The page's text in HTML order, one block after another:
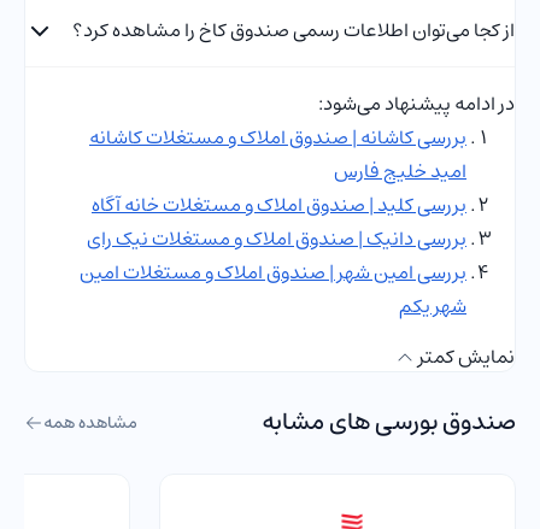
از کجا می‌توان اطلاعات رسمی صندوق کاخ را مشاهده کرد؟
در ادامه پیشنهاد می‌شود:
بررسی کاشانه | صندوق املاک و مستغلات کاشانه
امید خلیج فارس
بررسی کلید | صندوق املاک و مستغلات خانه آگاه
بررسی دانیک | صندوق املاک و مستغلات نیک رای
بررسی امین شهر | صندوق املاک و مستغلات امین
شهر یکم
نمایش کمتر
صندوق بورسی های مشابه مشاهده همه